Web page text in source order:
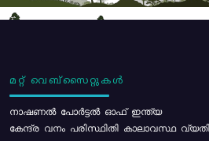
മറ്റ് വെബ്സൈറ്റുകൾ
നാഷണൽ പോർട്ടൽ ഓഫ് ഇന്ത്യ
കേന്ദ്ര വനം പരിസ്ഥിതി കാലാവസ്ഥ